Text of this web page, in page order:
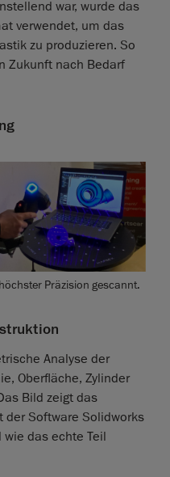
war, wurde das
verwendet, um das
zu produzieren. So
Zukunft nach Bedarf
Präzision gescannt.
Analyse der
Oberfläche, Zylinder
Bild zeigt das
der Software Solidworks
das echte Teil